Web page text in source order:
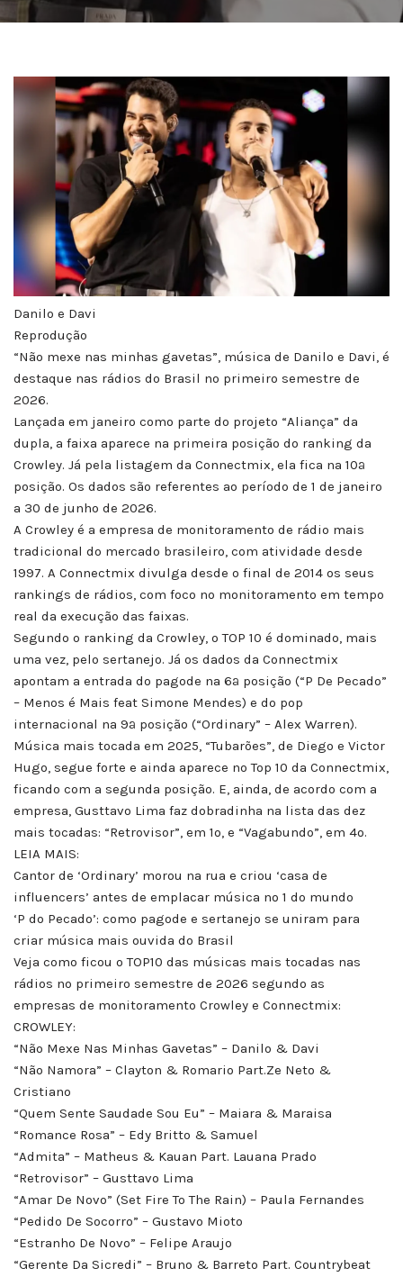
Danilo e Davi
Reprodução
“Não mexe nas minhas gavetas”, música de Danilo e Davi, é
destaque nas rádios do Brasil no primeiro semestre de
2026.
Lançada em janeiro como parte do projeto “Aliança” da
dupla, a faixa aparece na primeira posição do ranking da
Crowley. Já pela listagem da Connectmix, ela fica na 10ª
posição. Os dados são referentes ao período de 1 de janeiro
a 30 de junho de 2026.
A Crowley é a empresa de monitoramento de rádio mais
tradicional do mercado brasileiro, com atividade desde
1997. A Connectmix divulga desde o final de 2014 os seus
rankings de rádios, com foco no monitoramento em tempo
real da execução das faixas.
Segundo o ranking da Crowley, o TOP 10 é dominado, mais
uma vez, pelo sertanejo. Já os dados da Connectmix
apontam a entrada do pagode na 6ª posição (“P De Pecado”
– Menos é Mais feat Simone Mendes) e do pop
internacional na 9ª posição (“Ordinary” – Alex Warren).
Música mais tocada em 2025, “Tubarões”, de Diego e Victor
Hugo, segue forte e ainda aparece no Top 10 da Connectmix,
ficando com a segunda posição. E, ainda, de acordo com a
empresa, Gusttavo Lima faz dobradinha na lista das dez
mais tocadas: “Retrovisor”, em 1º, e “Vagabundo”, em 4º.
LEIA MAIS:
Cantor de ‘Ordinary’ morou na rua e criou ‘casa de
influencers’ antes de emplacar música nº 1 do mundo
‘P do Pecado’: como pagode e sertanejo se uniram para
criar música mais ouvida do Brasil
Veja como ficou o TOP10 das músicas mais tocadas nas
rádios no primeiro semestre de 2026 segundo as
empresas de monitoramento Crowley e Connectmix:
CROWLEY:
“Não Mexe Nas Minhas Gavetas” – Danilo & Davi
“Não Namora” – Clayton & Romario Part.Ze Neto &
Cristiano
“Quem Sente Saudade Sou Eu” – Maiara & Maraisa
“Romance Rosa” – Edy Britto & Samuel
“Admita” – Matheus & Kauan Part. Lauana Prado
“Retrovisor” – Gusttavo Lima
“Amar De Novo” (Set Fire To The Rain) – Paula Fernandes
“Pedido De Socorro” – Gustavo Mioto
“Estranho De Novo” – Felipe Araujo
“Gerente Da Sicredi” – Bruno & Barreto Part. Countrybeat